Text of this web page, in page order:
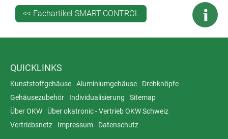
<< Fachartikel SMART-CONTROL
QUICKLINKS
Kunststoffgehäuse Aluminiumgehäuse
Drehknöpfe
Gehäusezubehör
Individualisierung
Sitemap
Über OKW
Über okatronic - Vertrieb OKW Schweiz
Vertriebsnetz
Impressum Datenschutz